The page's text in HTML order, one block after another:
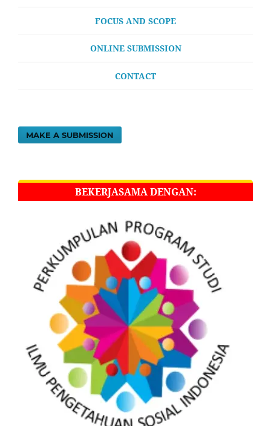
FOCUS AND SCOPE
ONLINE SUBMISSION
CONTACT
MAKE A SUBMISSION
BEKERJASAMA DENGAN: